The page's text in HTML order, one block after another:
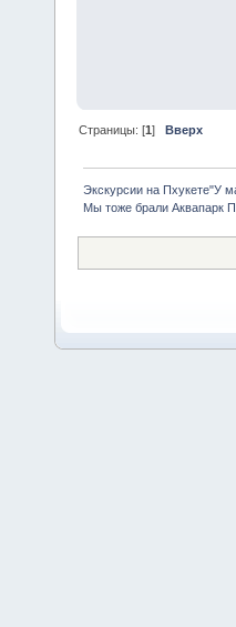
Страницы: [1]Вверх
Экскурсии на Пхукете"У
Мы тоже брали Аквапарк